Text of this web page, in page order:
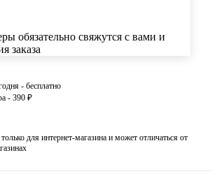
обязательно свяжутся с вами и
заказа
- бесплатно
- 390 ₽
для интернет-магазина и может отличаться от